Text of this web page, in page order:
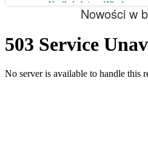
Nowości w